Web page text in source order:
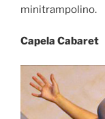
minitrampolino.
Capela Cabaret